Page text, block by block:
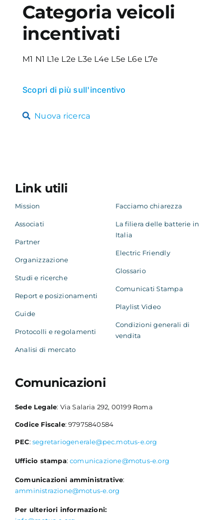
Categoria veicoli
incentivati
M1 N1 L1e L2e L3e L4e L5e L6e L7e
Scopri di più sull'incentivo
Nuova ricerca
Link utili
Mission
Associati
Partner
Organizzazione
Studi e ricerche
Report e posizionamenti
Guide
Protocolli e regolamenti
Analisi di mercato
Facciamo chiarezza
La filiera delle batterie in
Italia
Electric Friendly
Glossario
Comunicati Stampa
Playlist Video
Condizioni generali di
vendita
Comunicazioni
Sede Legale: Via Salaria 292, 00199 Roma
Codice Fiscale: 97975840584
PEC: segretariogenerale@pec.motus-e.org
Ufficio stampa:comunicazione@motus-e.org
Comunicazioni amministrative:
amministrazione@motus-e.org
Per ulteriori informazioni: